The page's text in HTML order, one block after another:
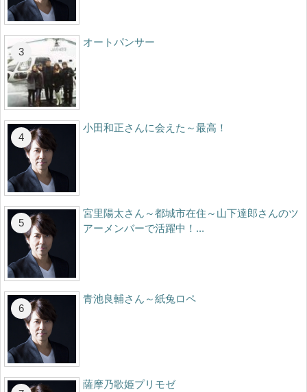
オートパンサー
小田和正さんに会えた～最高！
宮里陽太さん～都城市在住～山下達郎さんのツ
アーメンバーで活躍中！...
青池良輔さん～紙兔ロペ
薩摩乃歌姫プリモゼ